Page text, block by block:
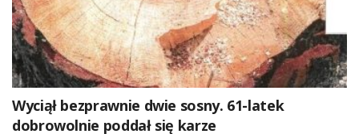
Wyciął bezprawnie dwie sosny. 61-latek
dobrowolnie poddał się karze